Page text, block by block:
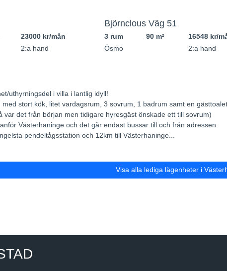
23000 kr/mån
2:a hand
Björnclous Väg 51
3 rum 90 m2
16548 kr/
Ösmo
2:a hand
uthyrningsdel i villa i lantlig idyll!
stort kök, litet vardagsrum, 3 sovrum, 1 badrum samt en
var det från början men tidigare hyresgäst önskade ett till sovrum)
Västerhaninge och det går endast bussar till och från adressen.
pendeltågsstation och 12km till Västerhaninge...
Visa alla lediga lägenheter i